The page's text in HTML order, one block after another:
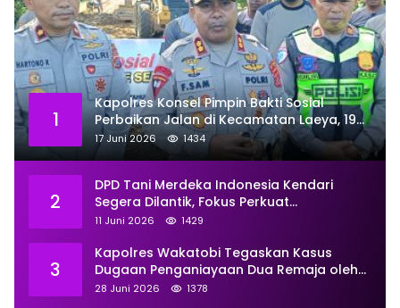
1
Kapolres Konsel Pimpin Bakti Sosial
Perbaikan Jalan di Kecamatan Laeya, 19
Titik Rusak Siap Ditambal
17 Juni 2026 1434
2
DPD Tani Merdeka Indonesia Kendari
Segera Dilantik, Fokus Perkuat
Pemberdayaan
11 Juni 2026 1429
3
Kapolres Wakatobi Tegaskan Kasus
Dugaan Penganiayaan Dua Remaja oleh
Dua Anggota Ditangani Secara
28 Juni 2026 1378